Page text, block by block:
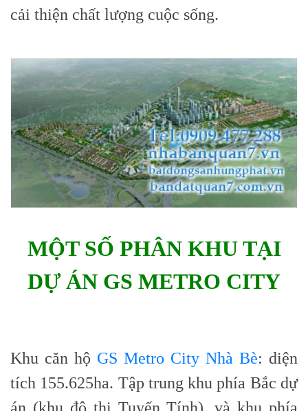
cải thiện chất lượng cuộc sống.
MỘT SỐ PHÂN KHU TẠI
DỰ ÁN GS METRO CITY
Khu căn hộ GS Metro City Nhà Bè: diện
tích 155.625ha. Tập trung khu phía Bắc dự
án (khu đô thị Tuyến Tính), và khu phía